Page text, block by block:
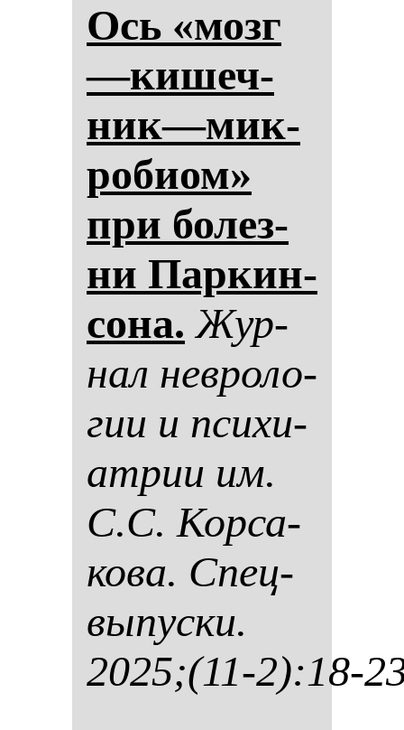
Ось «мозг
—ки­шеч­
ник—мик­
ро­би­ом»
при бо­лез­
ни Пар­кин­
со­на. Жур­
нал нев­ро­ло­
гии и пси­хи­
ат­рии им.
С.С. Кор­са­
ко­ва. Спец­
вы­пус­ки.
2025;(11-2):18-